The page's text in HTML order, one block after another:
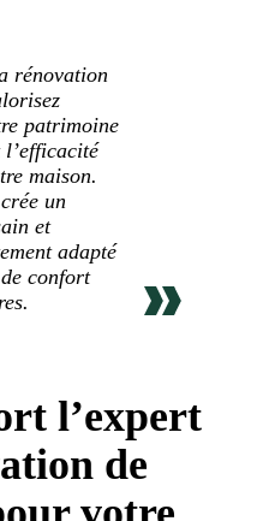
rénovation
patrimoine
maison.
un
et
adapté
confort
l’expert
de